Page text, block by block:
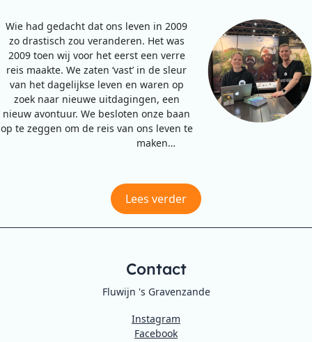
Wie had gedacht dat ons leven in 2009
zo drastisch zou veranderen. Het was
2009 toen wij voor het eerst een verre
reis maakte. We zaten ‘vast’ in de sleur
van het dagelijkse leven en waren op
zoek naar nieuwe uitdagingen, een
nieuw avontuur. We besloten onze baan
op te zeggen om de reis van ons leven te
maken…
Lees verder
Contact
Fluwijn 's Gravenzande
Instagram
Facebook